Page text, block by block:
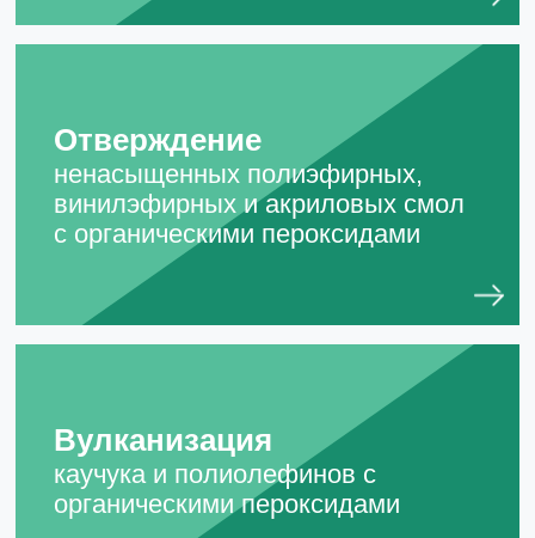
Отверждение
ненасыщенных полиэфирных,
винилэфирных и акриловых смол
с органическими пероксидами
Вулканизация
каучука и полиолефинов с
органическими пероксидами